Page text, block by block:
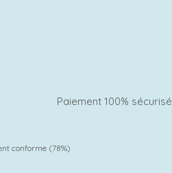
Paiement 100% sécurisé
conforme (78%)